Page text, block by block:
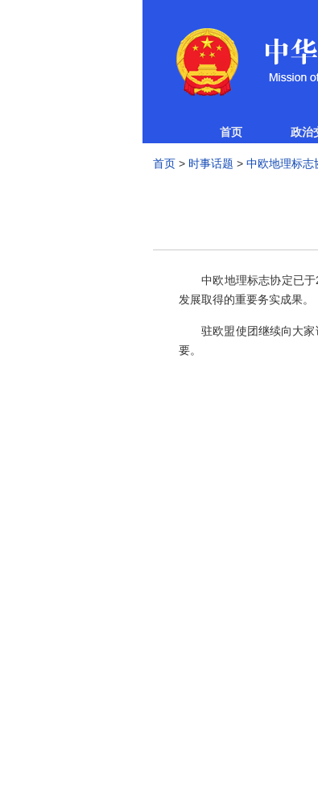
首页 政治
首页 > 时事话题 > 中欧地理标志
中欧地理标志协定已于
发展取得的重要务实成果。
驻欧盟使团继续向大家详
要。